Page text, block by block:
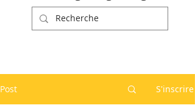
Post S'inscrire